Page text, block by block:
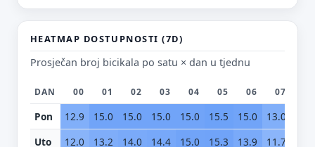
HEATMAP DOSTUPNOSTI (7D)
Prosječan broj bicikala po satu × dan u tjednu
DAN 00 01 02 03 04 05 06 07
Pon 12.9 15.0 15.0 15.0 15.0 15.5 15.0 13.0
Uto
12.0 13.2 14.0 14.4 15.0 15.3 13.9 11.7